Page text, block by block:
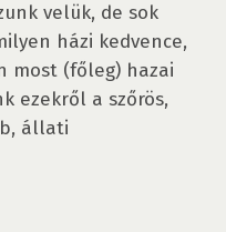
velük, de sok
házi kedvence,
most (főleg) hazai
ezekről a szőrös,
állati